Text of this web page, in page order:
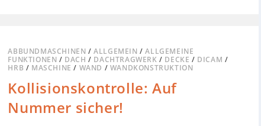
ABBUNDMASCHINEN /ALLGEMEIN /ALLGEMEINE
FUNKTIONEN / DACH / DACHTRAGWERK / DECKE / DICAM /
HRB / MASCHINE / WAND / WANDKONSTRUKTION
Kollisionskontrolle: Auf
Nummer sicher!